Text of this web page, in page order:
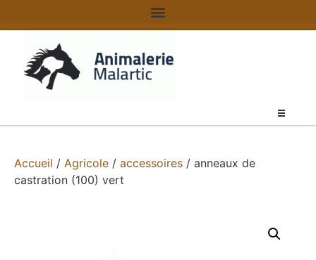
Accueil / Agricole / accessoires / anneaux de
castration (100) vert